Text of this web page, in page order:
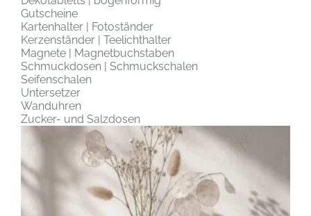
Gutscheine
Kartenhalter | Fotoständer
Kerzenständer | Teelichthalter
Magnete | Magnetbuchstaben
Schmuckdosen | Schmuckschalen
Seifenschalen
Untersetzer
Wanduhren
Zucker- und Salzdosen